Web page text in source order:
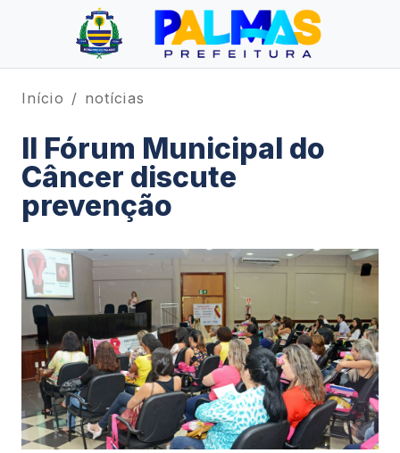
Início notícias
II Fórum Municipal do
Câncer discute
prevenção